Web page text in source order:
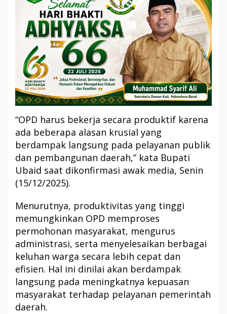
“OPD harus bekerja secara produktif karena
ada beberapa alasan krusial yang
berdampak langsung pada pelayanan publik
dan pembangunan daerah,” kata Bupati
Ubaid saat dikonfirmasi awak media, Senin
(15/12/2025).
Menurutnya, produktivitas yang tinggi
memungkinkan OPD memproses
permohonan masyarakat, mengurus
administrasi, serta menyelesaikan berbagai
keluhan warga secara lebih cepat dan
efisien. Hal ini dinilai akan berdampak
langsung pada meningkatnya kepuasan
masyarakat terhadap pelayanan pemerintah
daerah.